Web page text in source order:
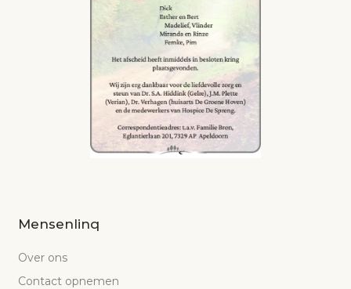
Mensenlinq
Over ons
Contact opnemen